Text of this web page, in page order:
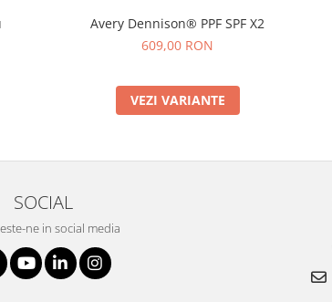
Avery Dennison® PPF SPF X2
609,00 RON
VEZI VARIANTE
SOCIAL
ne in social media